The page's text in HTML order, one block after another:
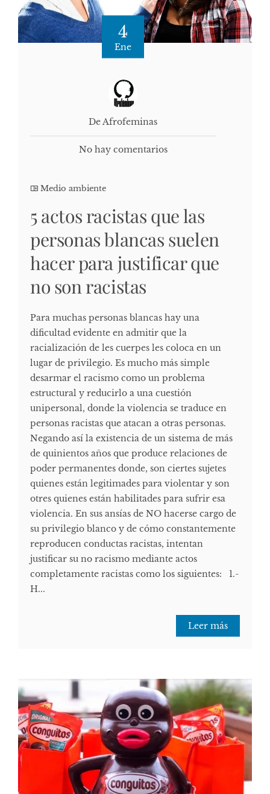
4
Ene
De Afrofeminas
No hay comentarios
Medio ambiente
5 actos racistas que las
personas blancas suelen
hacer para justificar que
no son racistas
Para muchas personas blancas hay una
dificultad evidente en admitir que la
racialización de les cuerpes les coloca en un
lugar de privilegio. Es mucho más simple
desarmar el racismo como un problema
estructural y reducirlo a una cuestión
unipersonal, donde la violencia se traduce en
personas racistas que atacan a otras personas.
Negando así la existencia de un sistema de más
de quinientos años que produce relaciones de
poder permanentes donde, son ciertes sujetes
quienes están legitimades para violentar y son
otres quienes están habilitades para sufrir esa
violencia. En sus ansías de NO hacerse cargo de
su privilegio blanco y de cómo constantemente
reproducen conductas racistas, intentan
justificar su no racismo mediante actos
completamente racistas como los siguientes: 1.-
H...
Leer más